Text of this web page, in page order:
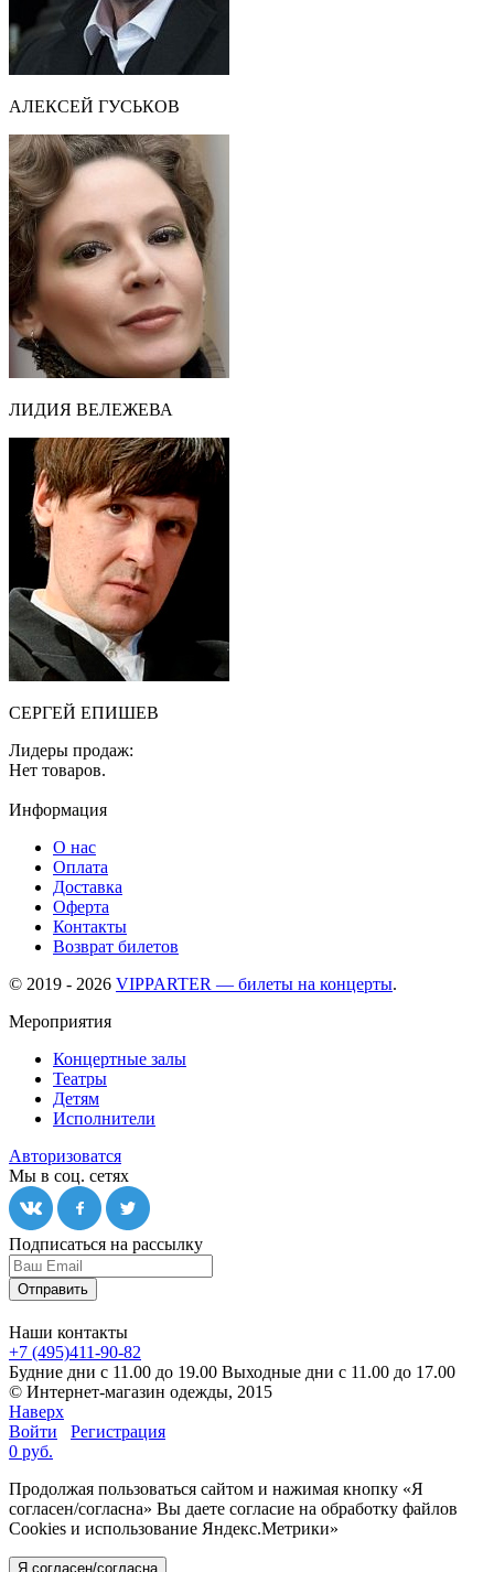
АЛЕКСЕЙ ГУСЬКОВ
ЛИДИЯ ВЕЛЕЖЕВА
СЕРГЕЙ ЕПИШЕВ
Лидеры продаж:
Нет товаров.
Информация
О нас
Оплата
Доставка
Оферта
Контакты
Возврат билетов
© 2019 - 2026 VIPPARTER — билеты на концерты.
Мероприятия
Концертные залы
Театры
Детям
Исполнители
Авторизоватся
Мы в соц. сетях
Подписаться на рассылку
Отправить
Наши контакты
+7 (495)411-90-82
Будние дни с 11.00 до 19.00 Выходные дни с 11.00 до 17.00
© Интернет-магазин одежды, 2015
Наверх
Войти
Регистрация
0 руб.
Продолжая пользоваться сайтом и нажимая кнопку «Я
согласен/согласна» Вы даете согласие на обработку файлов
Cookies и использование Яндекс.Метрики»
Я согласен/согласна